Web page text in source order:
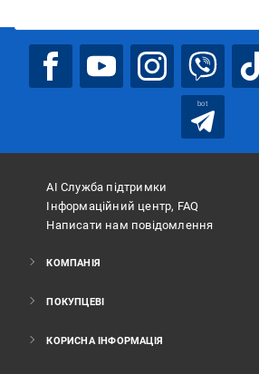
bot
АІ Служба підтримки
Інформаційний центр, FAQ
Написати нам повідомлення
КОМПАНІЯ
ПОКУПЦЕВІ
КОРИСНА ІНФОРМАЦІЯ